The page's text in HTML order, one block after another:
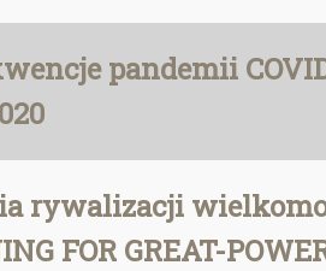
pandemii
rywalizacji
FOR GREAT-